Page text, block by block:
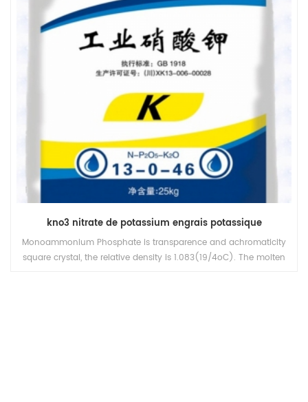
kno3 nitrate de potassium engrais potassique
Monoammonium Phosphate is transparence and achromaticity
square crystal, the relative density is 1.083(19/4oC). The molten